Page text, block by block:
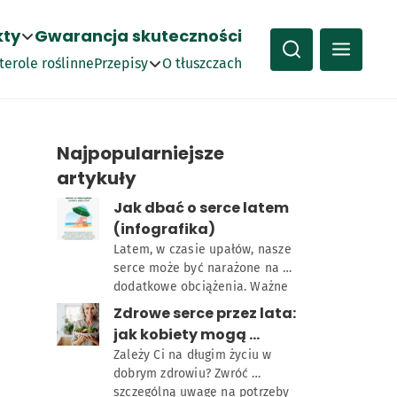
Optima Plus z oliwą EX
TRA VIRGIN
Gwarancja skuteczności
5,00
roślinnePrzepisy
Obiady
Śniadania
Ciasta
O tłuszczach
Najpopularniejsze
artykuły
Jak dbać o serce latem
(infografika)
Latem, w czasie upałów, nasze
serce może być narażone na
dodatkowe obciążenia. Ważne
jest, aby dbać o zdrowie serca w
tym okresie, stosując się do
kilku prostych zasad
Zdrowe serce przez lata:
jak kobiety mogą
zapobiegać chorobom
układu krążenia?
Zależy Ci na długim życiu w
dobrym zdrowiu? Zwróć
szczególną uwagę na potrzeby